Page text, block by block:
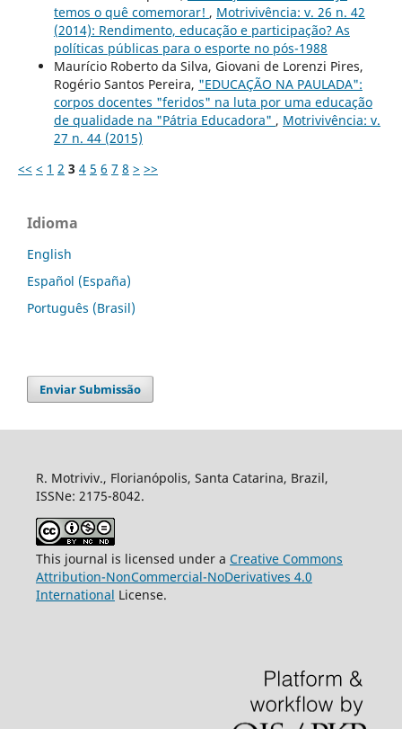
temos o quê comemorar! , Motrivivência: v. 26 n. 42
(2014): Rendimento, educação e participação? As
políticas públicas para o esporte no pós-1988
Maurício Roberto da Silva, Giovani de Lorenzi Pires,
Rogério Santos Pereira, "EDUCAÇÃO NA PAULADA":
corpos docentes "feridos" na luta por uma educação
de qualidade na "Pátria Educadora" , Motrivivência: v.
27 n. 44 (2015)
<< < 1 2 3 4 5 6 7 8 > >>
Idioma
English
Español (España)
Português (Brasil)
Enviar Submissão
R. Motriviv., Florianópolis, Santa Catarina, Brazil,
ISSNe: 2175-8042.
This journal is licensed under a Creative Commons
Attribution-NonCommercial-NoDerivatives 4.0
International License.